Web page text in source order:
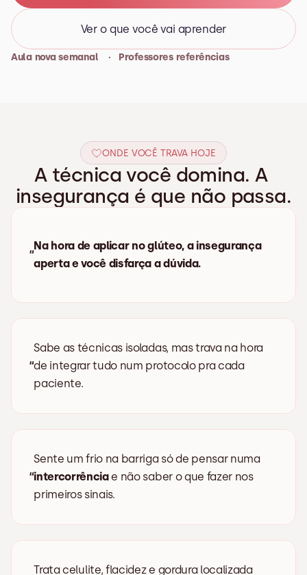
Ver o que você vai aprender
Aula nova semanal    ·   Professores referências
ONDE VOCÊ TRAVA HOJE
A técnica você domina. A
insegurança é que não passa.
“
Na hora de aplicar no glúteo, a insegurança
aperta e você disfarça a dúvida.
“
Sabe as técnicas isoladas, mas trava na hora
de integrar tudo num protocolo pra cada
paciente.
“
Sente um frio na barriga só de pensar numa
intercorrência e não saber o que fazer nos
primeiros sinais.
Trata celulite, flacidez e gordura localizada